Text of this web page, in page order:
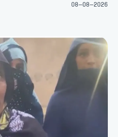
08-08-2026